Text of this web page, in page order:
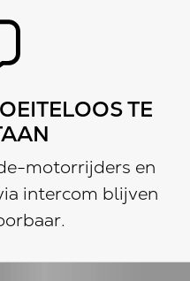
TE
motorrijders en
intercom blijven